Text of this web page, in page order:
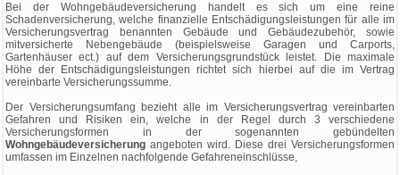
Bei der Wohngebäudeversicherung handelt es sich um eine reine
Schadenversicherung, welche finanzielle Entschädigungsleistungen für alle im
Versicherungsvertrag benannten Gebäude und Gebäudezubehör, sowie
mitversicherte Nebengebäude (beispielsweise Garagen und Carports,
Gartenhäuser ect.) auf dem Versicherungsgrundstück leistet. Die maximale
Höhe der Entschädigungsleistungen richtet sich hierbei auf die im Vertrag
vereinbarte Versicherungssumme.
Der Versicherungsumfang bezieht alle im Versicherungsvertrag vereinbarten
Gefahren und Risiken ein, welche in der Regel durch 3 verschiedene
Versicherungsformen in der sogenannten gebündelten
Wohngebäudeversicherung angeboten wird. Diese drei Versicherungsformen
umfassen im Einzelnen nachfolgende Gefahreneinschlüsse,